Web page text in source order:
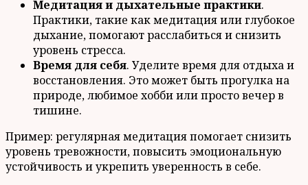
Медитация и дыхательные практики.
Практики, такие как медитация или глубокое
дыхание, помогают расслабиться и снизить
уровень стресса.
Время для себя. Уделите время для отдыха и
восстановления. Это может быть прогулка на
природе, любимое хобби или просто вечер в
тишине.
Пример: регулярная медитация помогает снизить
уровень тревожности, повысить эмоциональную
устойчивость и укрепить уверенность в себе.